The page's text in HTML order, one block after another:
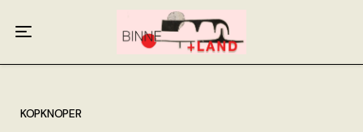
KOPKNOPER
Meer oor ons
Anneliese Burgess